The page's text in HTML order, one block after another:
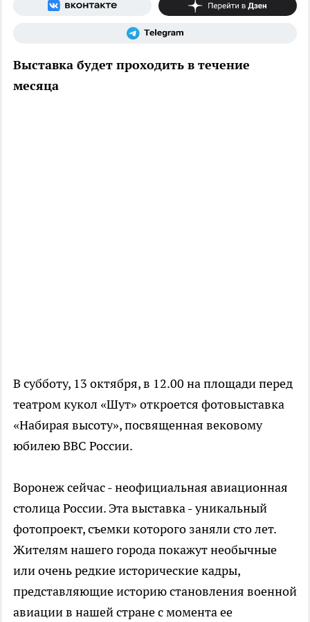
Выставка будет проходить в течение
месяца
В субботу, 13 октября, в 12.00 на площади перед
театром кукол «Шут» откроется фотовыставка
«Набирая высоту», посвященная вековому
юбилею ВВС России.
Воронеж сейчас - неофициальная авиационная
столица России. Эта выставка - уникальный
фотопроект, съемки которого заняли сто лет.
Жителям нашего города покажут необычные
или очень редкие исторические кадры,
представляющие историю становления военной
авиации в нашей стране с момента ее